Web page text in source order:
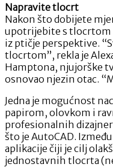
Napravite tlocrt
Nakon što dobijete
upotrijebite s tlocrtom
iz ptičje perspektive.
tlocrtom”, rekla je
Hamptona, njujorške
osnovao njezin otac.
Jedna je mogućnost
papirom, olovkom i
profesionalnih
što je AutoCAD.
aplikacije čiji je cilj
jednostavnih tlocrta